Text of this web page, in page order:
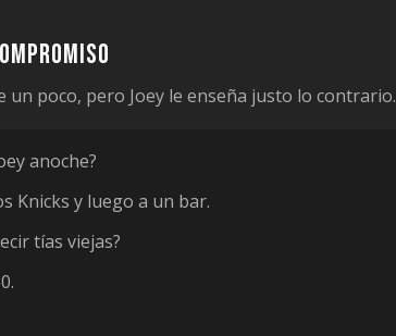
un poco, pero Joey le enseña justo lo contrario.
anoche?
Knicks y luego a un bar.
tías viejas?